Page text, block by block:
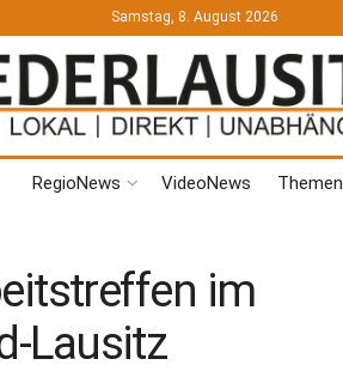
Samstag, 8. August 2026
RegioNews VideoNews Themen
im
Lausitz